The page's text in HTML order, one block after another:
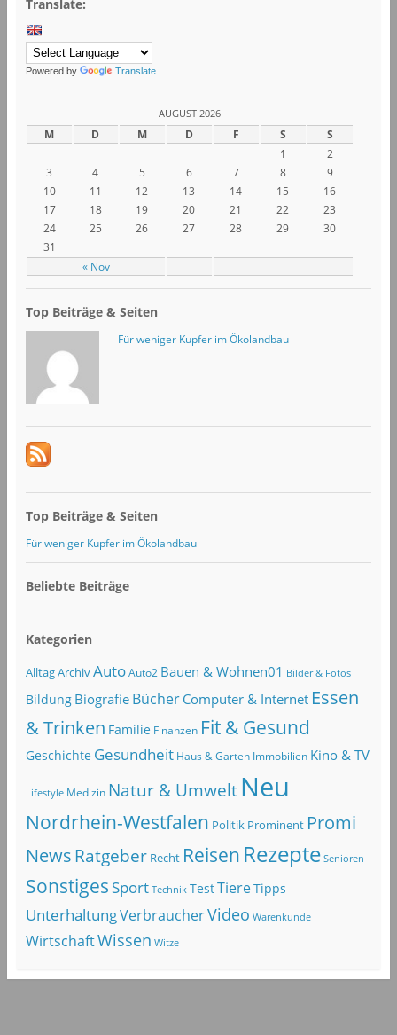
Translate:
Powered by Translate
AUGUST 2026
M D M D F S S
« Nov
1
2
3
4 5 6 7 8
9
10
11 12 13 14 15
16
17
18 19 20 21 22
23
24
25 26 27 28 29
30
31
Top Beiträge & Seiten
Für weniger Kupfer im Ökolandbau
Top Beiträge & Seiten
Für weniger Kupfer im Ökolandbau
Beliebte Beiträge
Kategorien
AlltagArchivAuto Auto2 Bauen & Wohnen01 Bilder & Fotos
Bildung Biografie Bücher Computer & Internet Essen
& Trinken Familie Finanzen Fit & Gesund
Geschichte Gesundheit Haus & Garten Immobilien Kino & TV
Lifestyle Medizin Natur & Umwelt Neu
Nordrhein-Westfalen Politik Prominent Promi
NewsRatgeber Recht Reisen Rezepte Senioren
SonstigesSport Technik TestTiereTipps
UnterhaltungVerbraucherVideo Warenkunde
WirtschaftWissen Witze